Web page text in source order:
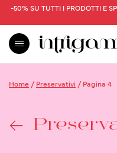
-50% SU TUTTI I PRODOTTI E
Home / Preservativi / Pagina 4